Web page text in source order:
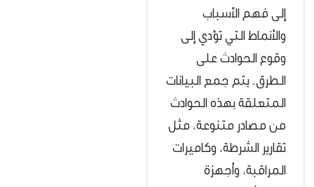
إلى فهم الأسباب
والأنماط التي تؤدي إلى
وقوع الحوادث على
الطرق. يتم جمع البيانات
المتعلقة بهذه الحوادث
من مصادر متنوعة، مثل
تقارير الشرطة، وكاميرات
المراقبة، وأجهزة